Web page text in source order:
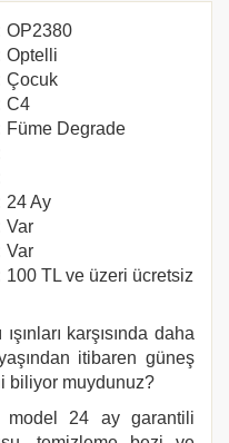
OP2380
Optelli
Çocuk
C4
Füme Degrade
24 Ay
Var
Var
100 TL ve üzeri ücretsiz
karşısında daha
itibaren güneş
biliyor muydunuz?
model 24 ay garantili